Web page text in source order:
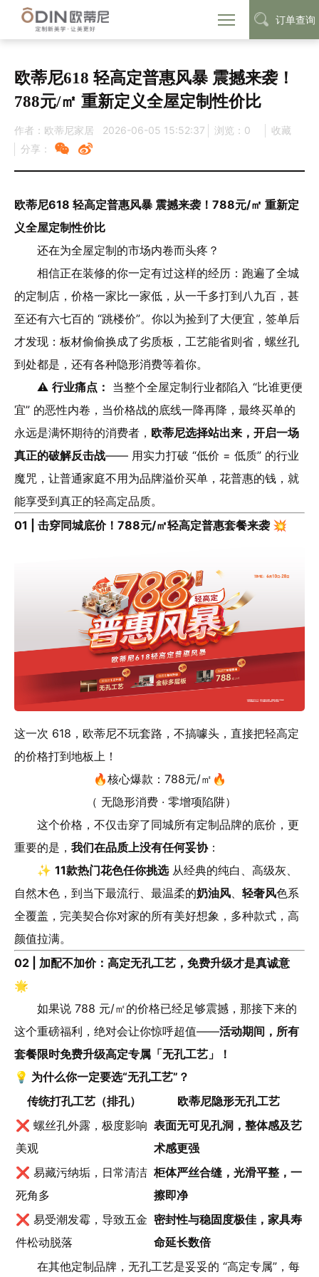
订单查询
首页> 定制动态> 品牌资讯
欧蒂尼618 轻高定普惠风暴 震撼来袭！
788元/㎡ 重新定义全屋定制性价比
作者：欧蒂尼家居 2026-06-05 15:52:37 浏览： 0
收藏
分享：
欧蒂尼618 轻高定普惠风暴 震撼来袭！788元/㎡ 重新定
义全屋定制性价比
还在为全屋定制的市场内卷而头疼？
相信正在装修的你一定有过这样的经历：跑遍了全城
的定制店，价格一家比一家低，从一千多打到八九百，甚
至还有六七百的 “跳楼价”。你以为捡到了大便宜，签单后
才发现：板材偷偷换成了劣质板，工艺能省则省，螺丝孔
到处都是，还有各种隐形消费等着你。
⚠️ 行业痛点： 当整个全屋定制行业都陷入 “比谁更便
宜” 的恶性内卷，当价格战的底线一降再降，最终买单的
永远是满怀期待的消费者， 欧蒂尼选择站出来，开启一场
真正的破解反击战—— 用实力打破 “低价 = 低质” 的行业
魔咒，让普通家庭不用为品牌溢价买单，花普惠的钱，就
能享受到真正的轻高定品质。
01 | 击穿同城底价！788元/㎡轻高定普惠套餐来袭 💥
这一次 618，欧蒂尼不玩套路，不搞噱头，直接把轻高定
的价格打到地板上！
🔥核心爆款：788元/㎡🔥
（ 无隐形消费 · 零增项陷阱）
这个价格，不仅击穿了同城所有定制品牌的底价，更
重要的是， 我们在品质上没有任何妥协：
✨ 11款热门花色任你挑选从经典的纯白、高级灰、
自然木色，到当下最流行、最温柔的奶油风 轻奢风色系
全覆盖，完美契合你对家的所有美好想象，多种款式，高
颜值拉满。
02 | 加配不加价：高定无孔工艺，免费升级才是真诚意
🌟
如果说 788 元/㎡的价格已经足够震撼，那接下来的
这个重磅福利，绝对会让你惊呼超值——活动期间，所有
套餐限时免费升级高定专属「无孔工艺」！
💡 为什么你一定要选“无孔工艺”？
传统打孔工艺（排孔）
欧蒂尼隐形无孔工艺
❌ 螺丝孔外露，极度影响
美观
表面无可见孔洞，整体感及艺
术感更强
❌ 易藏污纳垢，日常清洁
死角多
柜体严丝合缝，光滑平整，一
擦即净
❌ 易受潮发霉，导致五金
件松动脱落
密封性与稳固度极佳，家具寿
命延长数倍
在其他定制品牌，无孔工艺是妥妥的 “高定专属”，每